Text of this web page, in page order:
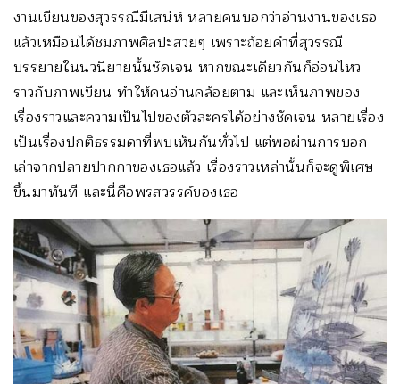
งานเขียนของสุวรรณีมีเสน่ห์ หลายคนบอกว่าอ่านงานของเธอ
แล้วเหมือนได้ชมภาพศิลปะสวยๆ เพราะถ้อยคำที่สุวรรณี
บรรยายในนวนิยายนั้นชัดเจน หากขณะเดียวกันก็อ่อนไหว
ราวกับภาพเขียน ทำให้คนอ่านคล้อยตาม และเห็นภาพของ
เรื่องราวและความเป็นไปของตัวละครได้อย่างชัดเจน หลายเรื่อง
เป็นเรื่องปกติธรรมดาที่พบเห็นกันทั่วไป แต่พอผ่านการบอก
เล่าจากปลายปากกาของเธอแล้ว เรื่องราวเหล่านั้นก็จะดูพิเศษ
ขึ้นมาทันที และนี่คือพรสวรรค์ของเธอ